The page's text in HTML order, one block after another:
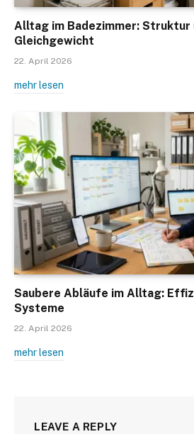
Alltag im Badezimmer: Struktur
Gleichgewicht
22. April 2026
mehr lesen
Saubere Abläufe im Alltag:
Systeme
22. April 2026
mehr lesen
LEAVE A REPLY